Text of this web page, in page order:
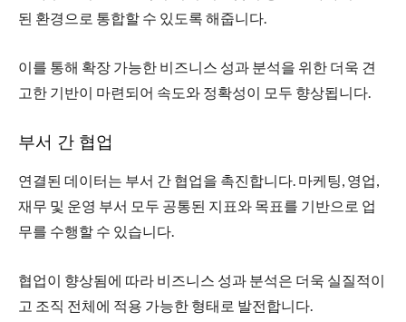
된 환경으로 통합할 수 있도록 해줍니다.
이를 통해 확장 가능한 비즈니스 성과 분석을 위한 더욱 견
고한 기반이 마련되어 속도와 정확성이 모두 향상됩니다.
부서 간 협업
연결된 데이터는 부서 간 협업을 촉진합니다. 마케팅, 영업,
재무 및 운영 부서 모두 공통된 지표와 목표를 기반으로 업
무를 수행할 수 있습니다.
협업이 향상됨에 따라 비즈니스 성과 분석은 더욱 실질적이
고 조직 전체에 적용 가능한 형태로 발전합니다.